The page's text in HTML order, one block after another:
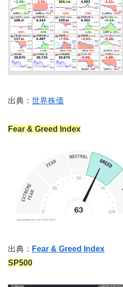
出典： 世界株価
Fear & Greed Index
出典： Fear & Greed Index
SP500